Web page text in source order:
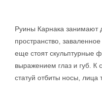
Руины Карнака занимают
пространство,
еще стоят скульптурные
выражением глаз и губ. К
статуй отбиты носы, лица